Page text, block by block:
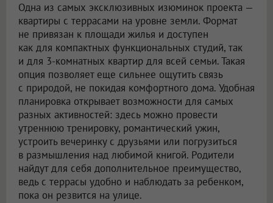
Одна из самых эксклюзивных изюминок проекта —
квартиры с террасами на уровне земли. Формат
не привязан к площади жилья и доступен
как для компактных функциональных студий, так
и для 3-комнатных квартир для всей семьи. Такая
опция позволяет еще сильнее ощутить связь
с природой, не покидая комфортного дома. Удобная
планировка открывает возможности для самых
разных активностей: здесь можно провести
утреннюю тренировку, романтический ужин,
устроить вечеринку с друзьями или погрузиться
в размышления над любимой книгой. Родители
найдут для себя дополнительное преимущество,
ведь с террасы удобно и наблюдать за ребенком,
пока он резвится на улице.